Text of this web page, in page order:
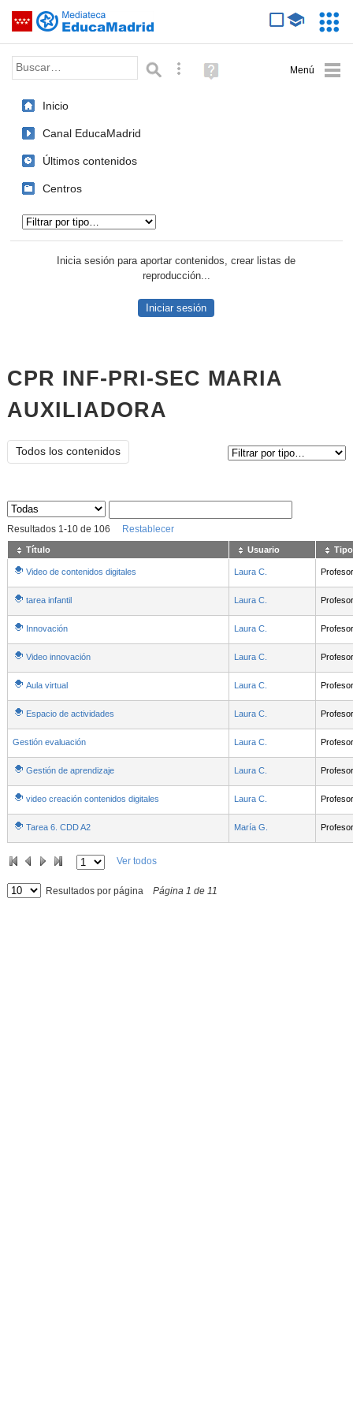
Saltar navegación
Palabra o frase: Búsqueda avanzada
Ayuda
(en
Inicio
Canal EducaMadrid
Últimos contenidos
Centros
Inicia sesión para aportar contenidos, crear listas de
reproducción...
Iniciar sesión
CPR INF-PRI-SEC MARIA
AUXILIADORA
Todos los contenidos
Sus archivos
Resultados 1 -10de 106 Restablecer
Título Usuario
Video de contenidos digitales Laura C. Profesor
tarea infantil Laura C. Profesor
Innovación Laura C. Profesor
Video innovación Laura C. Profesor
Aula virtual Laura C. Profesor
Espacio de actividades Laura C. Profesor
Gestión evaluación Laura C. Profesor
Gestión de aprendizaje Laura C. Profesor
video creación contenidos digitales Laura C. Profesor
Tarea 6. CDD A2 María G. Profesor
Ver todos
Resultados por página Página 1 de 11